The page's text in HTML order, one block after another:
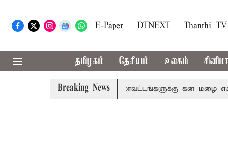
E-Paper DTNEXT Thanthi TV
தமிழகம் தேசியம் உலகம் சினிமா
Breaking News
தேனி,நீலகிரி ஆகிய மாவட்டங்களுக்கு கன மழை எச்சரிக்கை